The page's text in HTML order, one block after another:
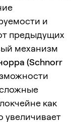
и
предыдущих
механизм
(Schnorr
как
увеличивает